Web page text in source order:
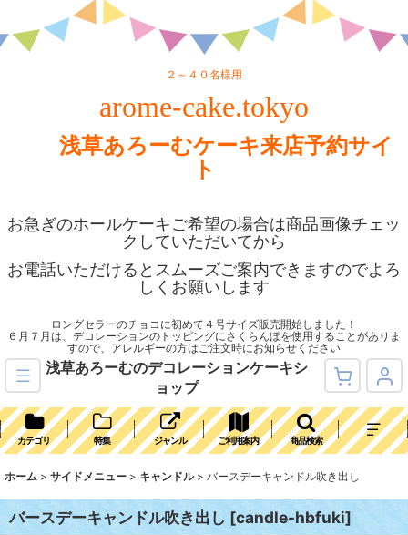
２～４０名様用
arome-cake.tokyo
浅草あろーむケーキ来店予約サイ
ト
お急ぎのホールケーキご希望の場合は商品画像チェッ
クしていただいてから
お電話いただけるとスムーズご案内できますのでよろ
しくお願いします
ロングセラーのチョコに初めて４号サイズ販売開始しました！
６月７月は、デコレーションのトッピングにさくらんぼを使用することがありま
すので、アレルギーの方はご注文時にお知らせください
浅草あろーむのデコレーションケーキシ
ョップ
カテゴリ 特集 ジャンル ご利用案内 商品検索
ホーム > サイドメニュー > キャンドル > バースデーキャンドル吹き出し
バースデーキャンドル吹き出し [candle-hbfuki]